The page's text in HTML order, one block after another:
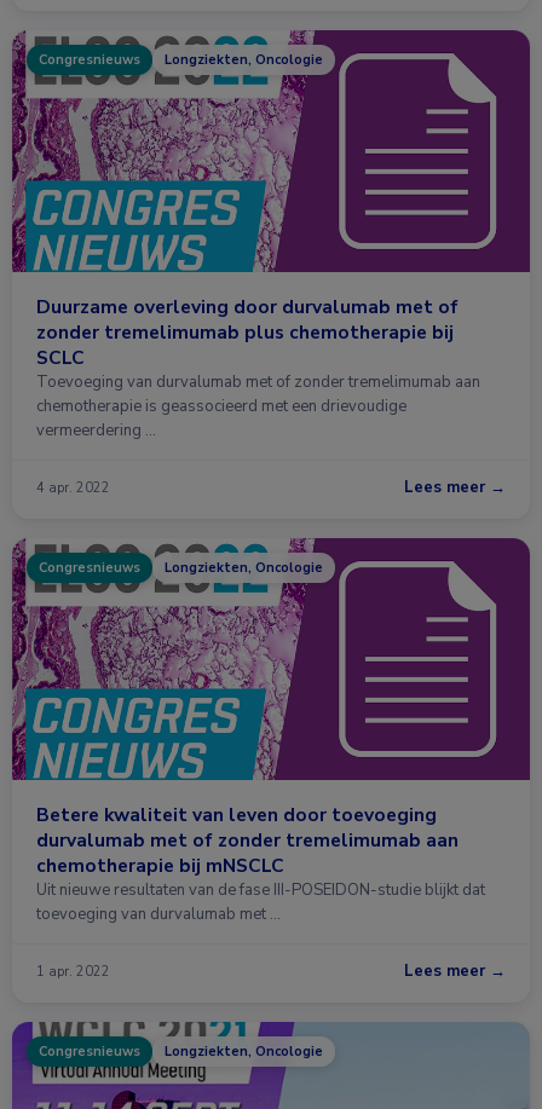
Congresnieuws Longziekten, Oncologie
Duurzame overleving door durvalumab met of
zonder tremelimumab plus chemotherapie bij
SCLC
Toevoeging van durvalumab met of zonder tremelimumab aan
chemotherapie is geassocieerd met een drievoudige
vermeerdering …
4 apr. 2022 Lees meer →
Congresnieuws Longziekten, Oncologie
Betere kwaliteit van leven door toevoeging
durvalumab met of zonder tremelimumab aan
chemotherapie bij mNSCLC
Uit nieuwe resultaten van de fase III-POSEIDON-studie blijkt dat
toevoeging van durvalumab met …
1 apr. 2022 Lees meer →
Congresnieuws Longziekten, Oncologie